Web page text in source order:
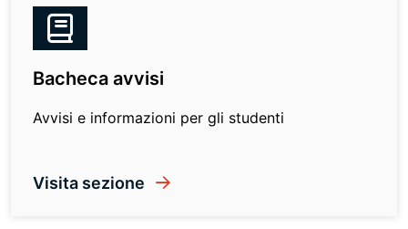
Bacheca avvisi
Avvisi e informazioni per gli studenti
Visita sezione